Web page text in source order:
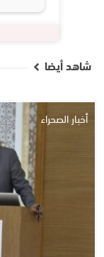
شاهد أيضا
أخبار الصحراء